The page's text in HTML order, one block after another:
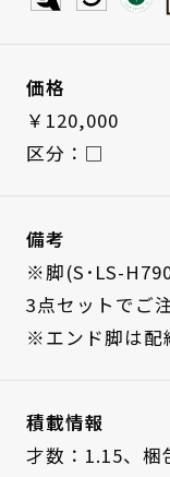
価格
￥120,000
区分：□
備考
※脚(S･LS-
3点セットでご
※エンド脚は配
積載情報
才数：1.15、 梱